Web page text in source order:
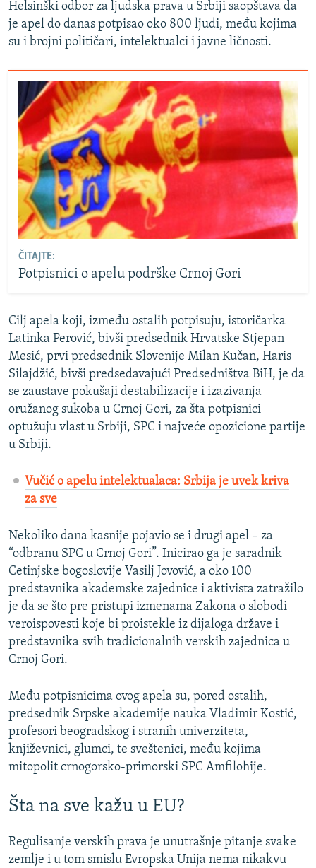
Helsinški odbor za ljudska prava u Srbiji saopštava da
je apel do danas potpisao oko 800 ljudi, među kojima
su i brojni političari, intelektualci i javne ličnosti.
ČITAJTE:
Potpisnici o apelu podrške Crnoj Gori
Cilj apela koji, između ostalih potpisuju, istoričarka
Latinka Perović, bivši predsednik Hrvatske Stjepan
Mesić, prvi predsednik Slovenije Milan Kučan, Haris
Silajdžić, bivši predsedavajući Predsedništva BiH, je da
se zaustave pokušaji destabilizacije i izazivanja
oružanog sukoba u Crnoj Gori, za šta potpisnici
optužuju vlast u Srbiji, SPC i najveće opozicione partije
u Srbiji.
Vučić o apelu intelektualaca: Srbija je uvek kriva
za sve
Nekoliko dana kasnije pojavio se i drugi apel – za
“odbranu SPC u Crnoj Gori”. Inicirao ga je saradnik
Cetinjske bogoslovije Vasilj Jovović, a oko 100
predstavnika akademske zajednice i aktivista zatražilo
je da se što pre pristupi izmenama Zakona o slobodi
veroispovesti koje bi proistekle iz dijaloga države i
predstavnika svih tradicionalnih verskih zajednica u
Crnoj Gori.
Među potpisnicima ovog apela su, pored ostalih,
predsednik Srpske akademije nauka Vladimir Kostić,
profesori beogradskog i stranih univerziteta,
književnici, glumci, te sveštenici, među kojima
mitopolit crnogorsko-primorski SPC Amfilohije.
Šta na sve kažu u EU?
Regulisanje verskih prava je unutrašnje pitanje svake
zemlje i u tom smislu Evropska Unija nema nikakvu